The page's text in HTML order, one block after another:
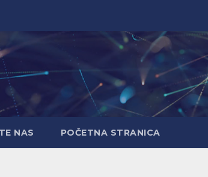
NAS POČETNA STRANICA